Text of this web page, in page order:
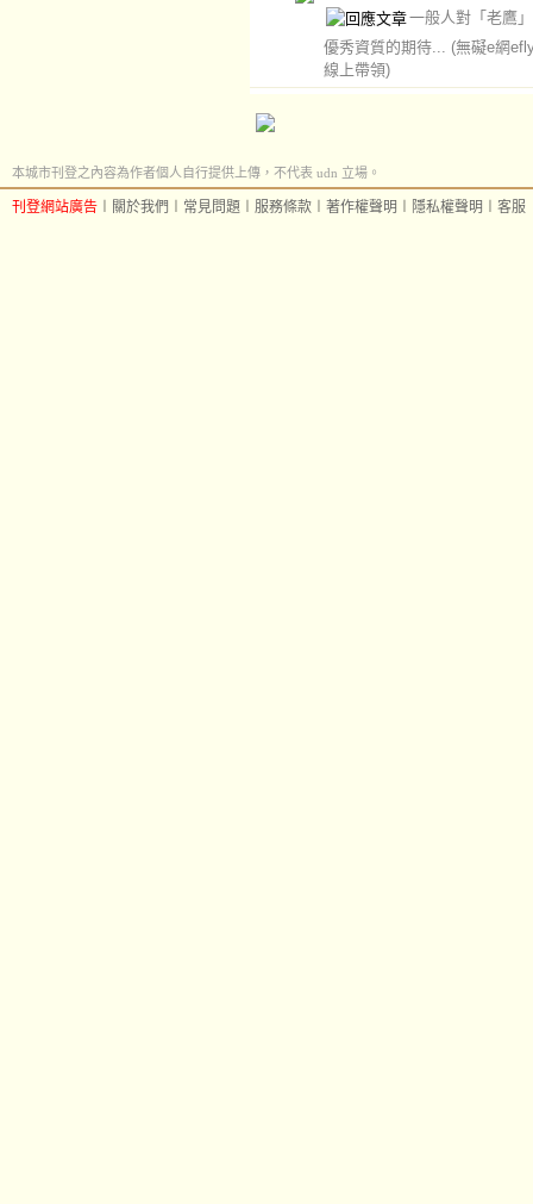
一般人對「老鷹
優秀資質的期待... (無礙e網
線上帶領)
本城市刊登之內容為作者個人自行提供上傳，不代表 udn 立場。
刊登網站廣告 關於我們 常見問題 服務條款 著作權聲明 隱私權聲明 客服